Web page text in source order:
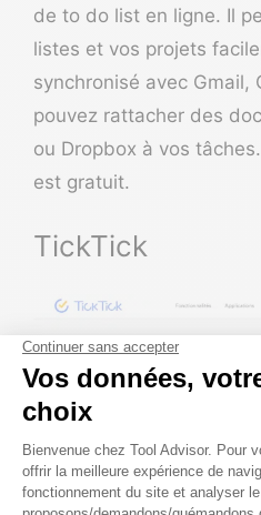
de to do list en ligne. Il
listes et vos projets
synchronisé avec Gmail,
pouvez rattacher des
ou Dropbox à vos tâches.
est gratuit.
TickTick